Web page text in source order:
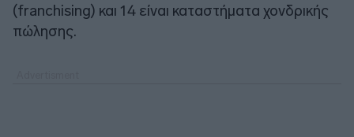
(franchising) και 14 είναι καταστήματα χονδρικής
πώλησης.